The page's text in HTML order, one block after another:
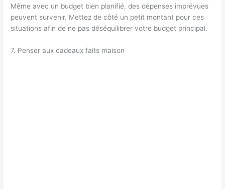
Même avec un budget bien planifié, des dépenses imprévues
peuvent survenir. Mettez de côté un petit montant pour ces
situations afin de ne pas déséquilibrer votre budget principal.
7. Penser aux cadeaux faits maison